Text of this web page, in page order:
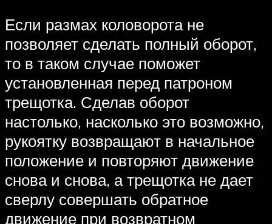
Если размах коловорота не
позволяет сделать полный оборот,
то в таком случае поможет
установленная перед патроном
трещотка. Сделав оборот
настолько, насколько это возможно,
рукоятку возвращают в начальное
положение и повторяют движение
снова и снова, а трещотка не дает
сверлу совершать обратное
движение при возвратном